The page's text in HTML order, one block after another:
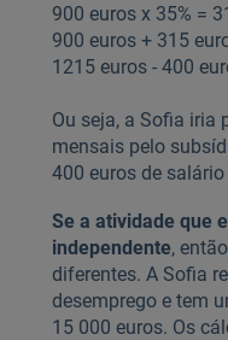
900 euros x 35% =
900 euros + 315
1215 euros - 400
Ou seja, a Sofia iria
mensais pelo
400 euros de
Se a atividade que
independente,
diferentes. A Sofia
desemprego e tem
15 000 euros. Os